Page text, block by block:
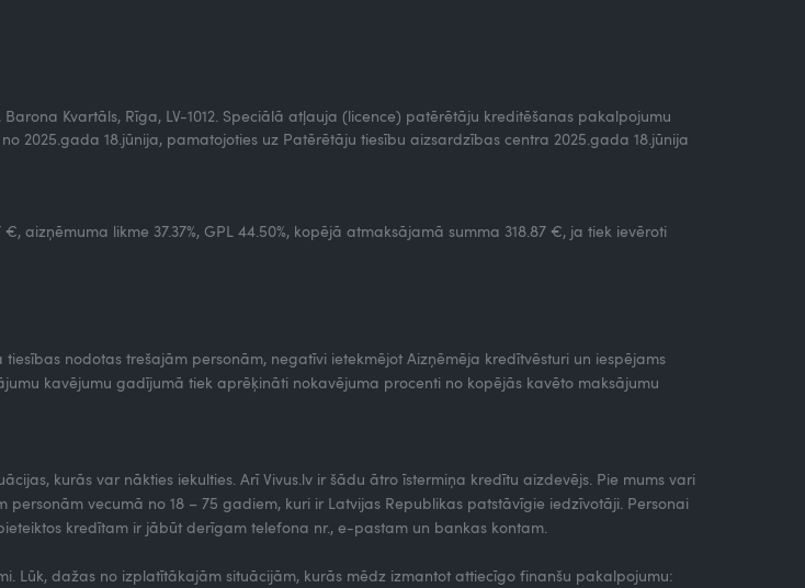
Barona Kvartāls, Rīga, LV-1012. Speciālā atļauja (licence) patērētāju kreditēšanas pakalpojumu
2025.gada 18.jūnija, pamatojoties uz Patērētāju tiesību aizsardzības centra 2025.gada 18.jūnija
aizņēmuma likme 37.37%, GPL 44.50%, kopējā atmaksājamā summa 318.87 €, ja tiek ievēroti
nodotas trešajām personām, negatīvi ietekmējot Aizņēmēja kredītvēsturi un iespējams
kavējumu gadījumā tiek aprēķināti nokavējuma procenti no kopējās kavēto maksājumu
kurās var nākties iekulties. Arī Vivus.lv ir šādu ātro īstermiņa kredītu aizdevējs. Pie mums vari
vecumā no 18 – 75 gadiem, kuri ir Latvijas Republikas patstāvīgie iedzīvotāji. Personai
kredītam ir jābūt derīgam telefona nr., e-pastam un bankas kontam.
Lūk, dažas no izplatītākajām situācijām, kurās mēdz izmantot attiecīgo finanšu pakalpojumu: